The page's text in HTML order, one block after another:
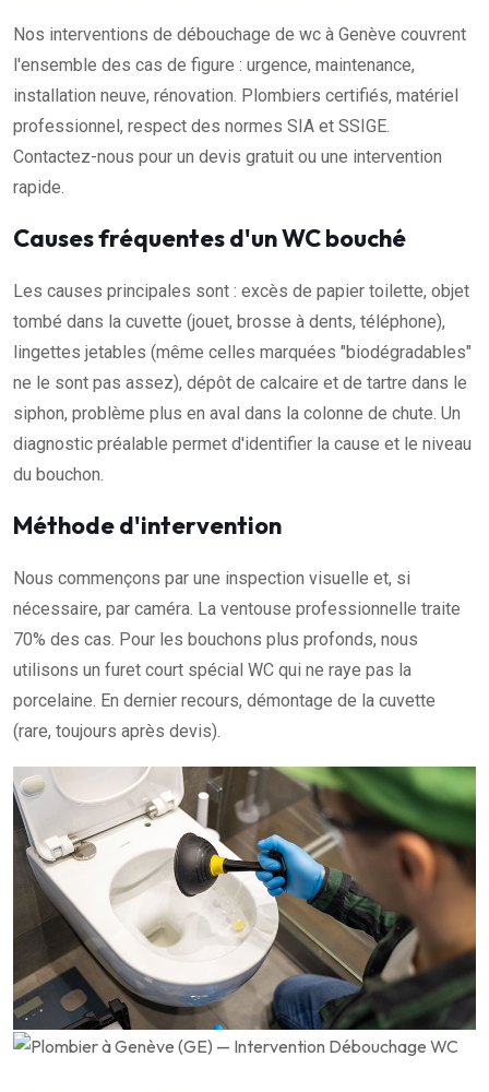
Nos interventions de débouchage de wc à Genève couvrent
l'ensemble des cas de figure : urgence, maintenance,
installation neuve, rénovation. Plombiers certifiés, matériel
professionnel, respect des normes SIA et SSIGE.
Contactez-nous pour un devis gratuit ou une intervention
rapide.
Causes fréquentes d'un WC bouché
Les causes principales sont : excès de papier toilette, objet
tombé dans la cuvette (jouet, brosse à dents, téléphone),
lingettes jetables (même celles marquées "biodégradables"
ne le sont pas assez), dépôt de calcaire et de tartre dans le
siphon, problème plus en aval dans la colonne de chute. Un
diagnostic préalable permet d'identifier la cause et le niveau
du bouchon.
Méthode d'intervention
Nous commençons par une inspection visuelle et, si
nécessaire, par caméra. La ventouse professionnelle traite
70% des cas. Pour les bouchons plus profonds, nous
utilisons un furet court spécial WC qui ne raye pas la
porcelaine. En dernier recours, démontage de la cuvette
(rare, toujours après devis).